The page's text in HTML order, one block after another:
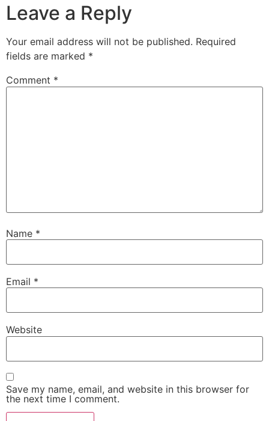
Leave a Reply
Your email address will not be published. Required
fields are marked *
Comment *
Name *
Email *
Website
Save my name, email, and website in this browser for
the next time I comment.